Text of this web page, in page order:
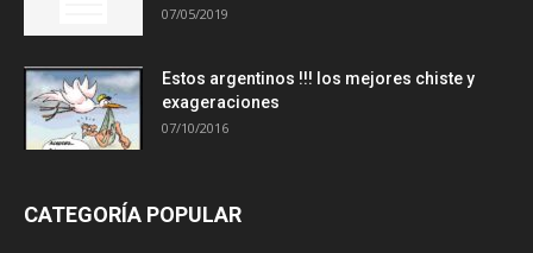
07/05/2019
Estos argentinos !!! los mejores chiste y
exageraciones
07/10/2016
CATEGORÍA POPULAR